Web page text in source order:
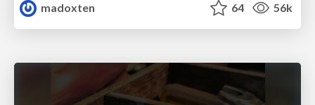
madoxten
64 56k